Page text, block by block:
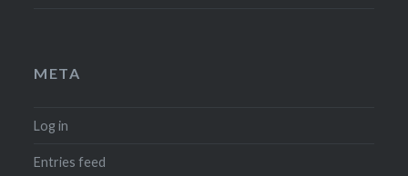
META
Log in
Entries feed